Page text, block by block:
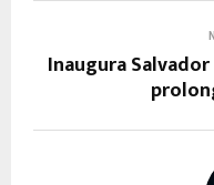
Inaugura